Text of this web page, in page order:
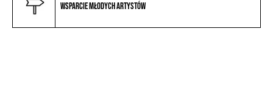
Wsparcie młodych artystów